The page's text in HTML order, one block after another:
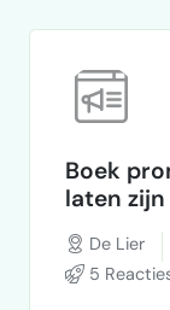
Boek
laten zijn
De Lier
5